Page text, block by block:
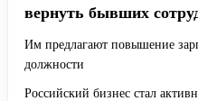
вернуть бывших
Им предлагают повышение
должности
Российский бизнес стал